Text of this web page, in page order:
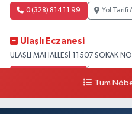
0 (328) 814 11 99 Yol Tarifi
Ulaşlı Eczanesi
ULAŞLI MAHALLESİ 11507 SOKAK
Tüm